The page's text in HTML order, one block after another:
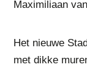
Maximiliaan
Het nieuwe
met dikke